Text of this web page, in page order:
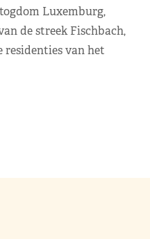
Luxemburg,
de streek Fischbach,
residenties van het